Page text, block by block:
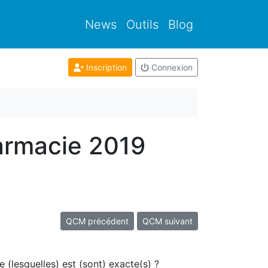
News Outils Blog
Inscription Connexion
2019
QCM précédent QCM suivant
(lesquelles) est (sont) exacte(s) ?